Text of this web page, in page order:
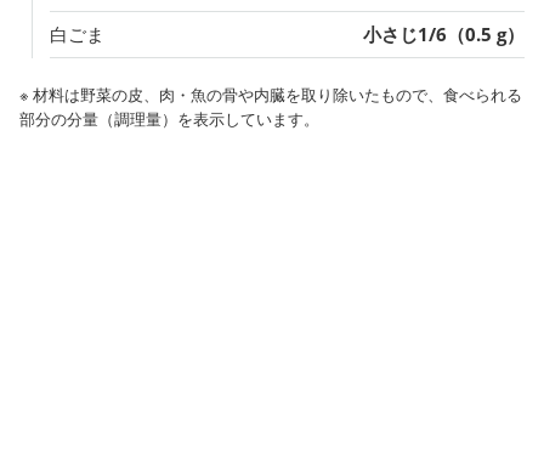
白ごま 小さじ1/6（0.5 g）
※ 材料は野菜の皮、肉・魚の骨や内臓を取り除いたもので、食べられる
部分の分量（調理量）を表示しています。